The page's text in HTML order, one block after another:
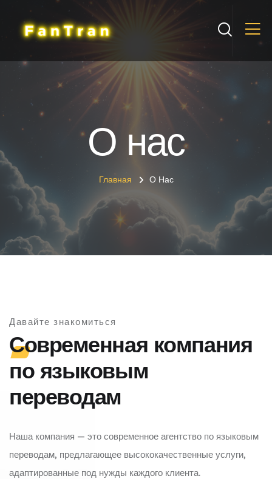
О нас
Главная О Нас
Давайте знакомиться
Современная компания
по языковым
переводам
Наша компания — это современное агентство по языковым
переводам, предлагающее высококачественные услуги,
адаптированные под нужды каждого клиента.